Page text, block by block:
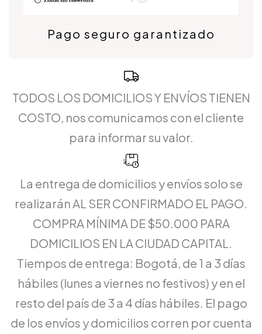
Pago seguro garantizado
TODOS LOS DOMICILIOS Y ENVÍOS TIENEN
COSTO, nos comunicamos con el cliente
para informar su valor.
La entrega de domicilios y envíos solo se
realizarán AL SER CONFIRMADO EL PAGO.
COMPRA MÍNIMA DE $50.000 PARA
DOMICILIOS EN LA CIUDAD CAPITAL.
Tiempos de entrega: Bogotá, de 1 a 3 días
hábiles (lunes a viernes no festivos) y en el
resto del país de 3 a 4 días hábiles. El pago
de los envíos y domicilios corren por cuenta